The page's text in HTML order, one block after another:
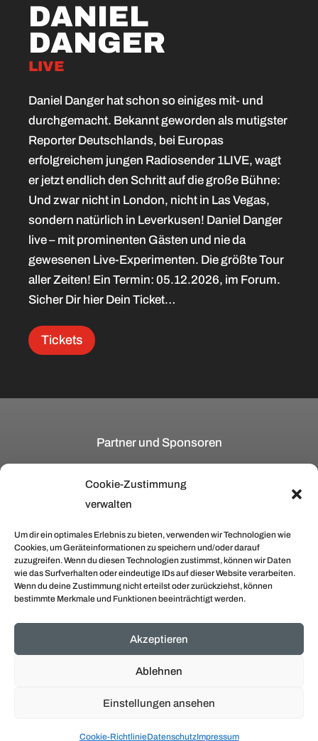
Cookie-Zustimmung
verwalten
Um dir ein optimales Erlebnis zu bieten, verwenden wir Technologien wie
Cookies, um Geräteinformationen zu speichern und/oder darauf
zuzugreifen. Wenn du diesen Technologien zustimmst, können wir Daten
wie das Surfverhalten oder eindeutige IDs auf dieser Website verarbeiten.
Wenn du deine Zustimmung nicht erteilst oder zurückziehst, können
bestimmte Merkmale und Funktionen beeinträchtigt werden.
Akzeptieren
Ablehnen
Einstellungen ansehen
Cookie-RichtlinieDatenschutzImpressum
DANIEL
DANGER
LIVE
Daniel Danger hat schon so einiges mit- und
durchgemacht. Bekannt geworden als mutigster
Reporter Deutschlands, bei Europas
erfolgreichem jungen Radiosender 1LIVE, wagt
er jetzt endlich den Schritt auf die große Bühne:
Und zwar nicht in London, nicht in Las Vegas,
sondern natürlich in Leverkusen! Daniel Danger
live – mit prominenten Gästen und nie da
gewesenen Live-Experimenten. Die größte Tour
aller Zeiten! Ein Termin: 05.12.2026, im Forum.
Sicher Dir hier Dein Ticket…
Tickets
Partner und Sponsoren
Datenschutz/Impressum